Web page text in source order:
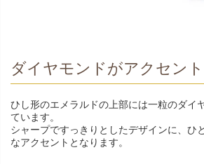
ダイヤモンドがアクセン
ひし形のエメラルドの上部には一粒のダイ
ています。
シャープですっきりとしたデザインに、ひ
なアクセントとなります。